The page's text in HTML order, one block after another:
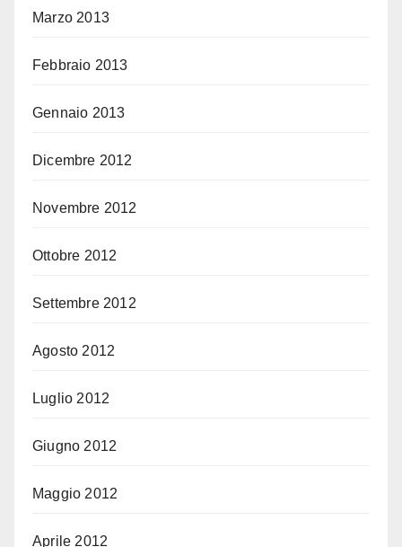
Marzo 2013
Febbraio 2013
Gennaio 2013
Dicembre 2012
Novembre 2012
Ottobre 2012
Settembre 2012
Agosto 2012
Luglio 2012
Giugno 2012
Maggio 2012
Aprile 2012